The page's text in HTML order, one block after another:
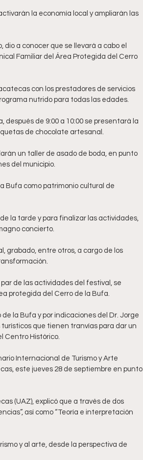
la economía local y ampliarán las
dio a conocer que se llevará a cabo el
Familiar del Área Protegida del Cerro
con los prestadores de servicios
nutrido para todas las edades.
después de 9:00 a 10:00 se presentará la
de chocolate artesanal.
un taller de asado de boda, en punto
del municipio.
Bufa como patrimonio cultural de
la tarde y para finalizar las actividades,
concierto.
grabado, entre otros, a cargo de los
de las actividades del festival, se
protegida del Cerro de la Bufa.
la Bufa y por indicaciones del Dr. Jorge
que tienen tranvías para dar un
Centro Histórico.
Internacional de Turismo y Arte
este jueves 28 de septiembre en punto
(UAZ), explicó que a través de dos
así como “Teoría e interpretación
y al arte, desde la perspectiva de